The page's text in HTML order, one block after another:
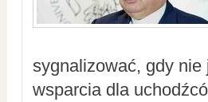
sygnalizować, gdy
wsparcia dla